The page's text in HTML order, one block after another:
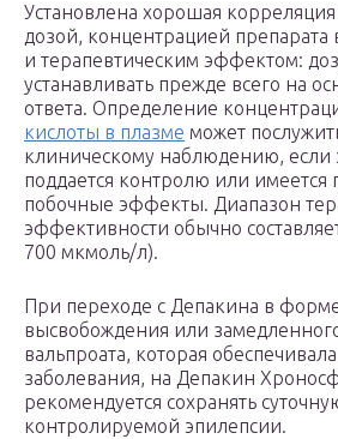
Установлена хорошая
дозой, концентрацией препарата
и терапевтическим эффектом:
устанавливать прежде всего на
ответа. Определение
кислоты в плазме может
клиническому наблюдению, если
поддается контролю или имеется
побочные эффекты. Диапазон
эффективности обычно
700 мкмоль/л).
При переходе с Депакина в
высвобождения или
вальпроата, которая
заболевания, на Депакин
рекомендуется сохранять
контролируемой эпилепсии.